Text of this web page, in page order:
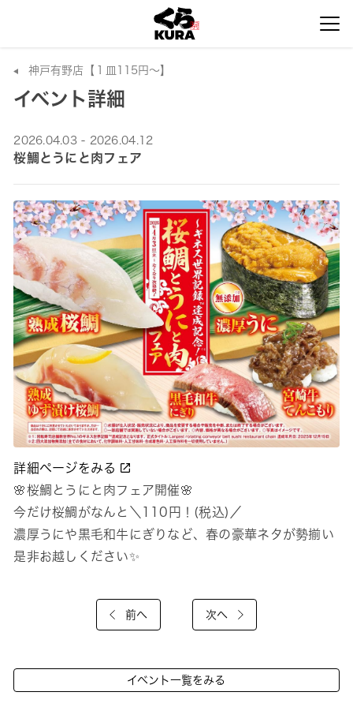
神戸有野店【１皿115円～】
イベント詳細
2026.04.03 - 2026.04.12
桜鯛とうにと肉フェア
詳細ページをみる
🌸桜鯛とうにと肉フェア開催🌸
今だけ桜鯛がなんと＼110円！(税込)／
濃厚うにや黒毛和牛にぎりなど、春の豪華ネタが勢揃い
是非お越しください✨
前へ 次へ
イベント一覧をみる